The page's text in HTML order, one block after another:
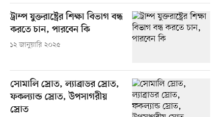
ট্রাম্প যুক্তরাষ্ট্রের শিক্ষা বিভাগ বন্ধ
করতে চান, পারবেন কি
১২ জানুয়ারি ২০২৫
সোমালি স্রোত, ল্যাব্রাডর স্রোত,
ফকল্যান্ড স্রোত, উপসাগরীয়
স্রোত